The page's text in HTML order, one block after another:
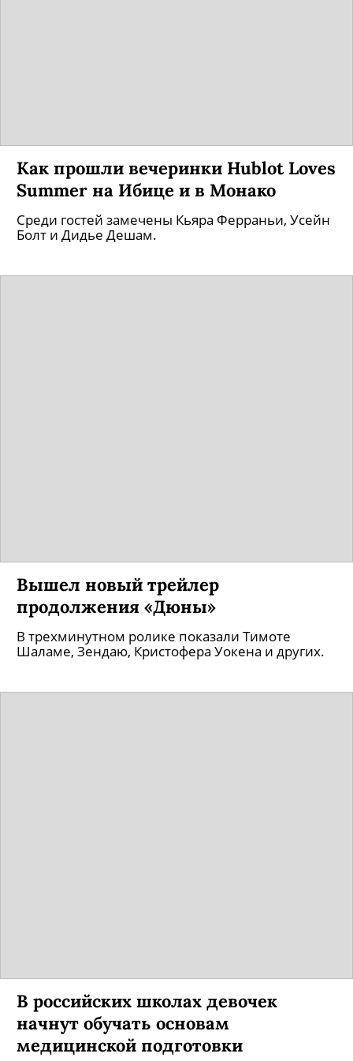
Как прошли вечеринки Hublot Loves
Summer на Ибице и в Монако
Среди гостей замечены Кьяра Ферраньи, Усейн
Болт и Дидье Дешам.
Вышел новый трейлер
продолжения «Дюны»
В трехминутном ролике показали Тимоте
Шаламе, Зендаю, Кристофера Уокена и других.
В российских школах девочек
начнут обучать основам
медицинской подготовки